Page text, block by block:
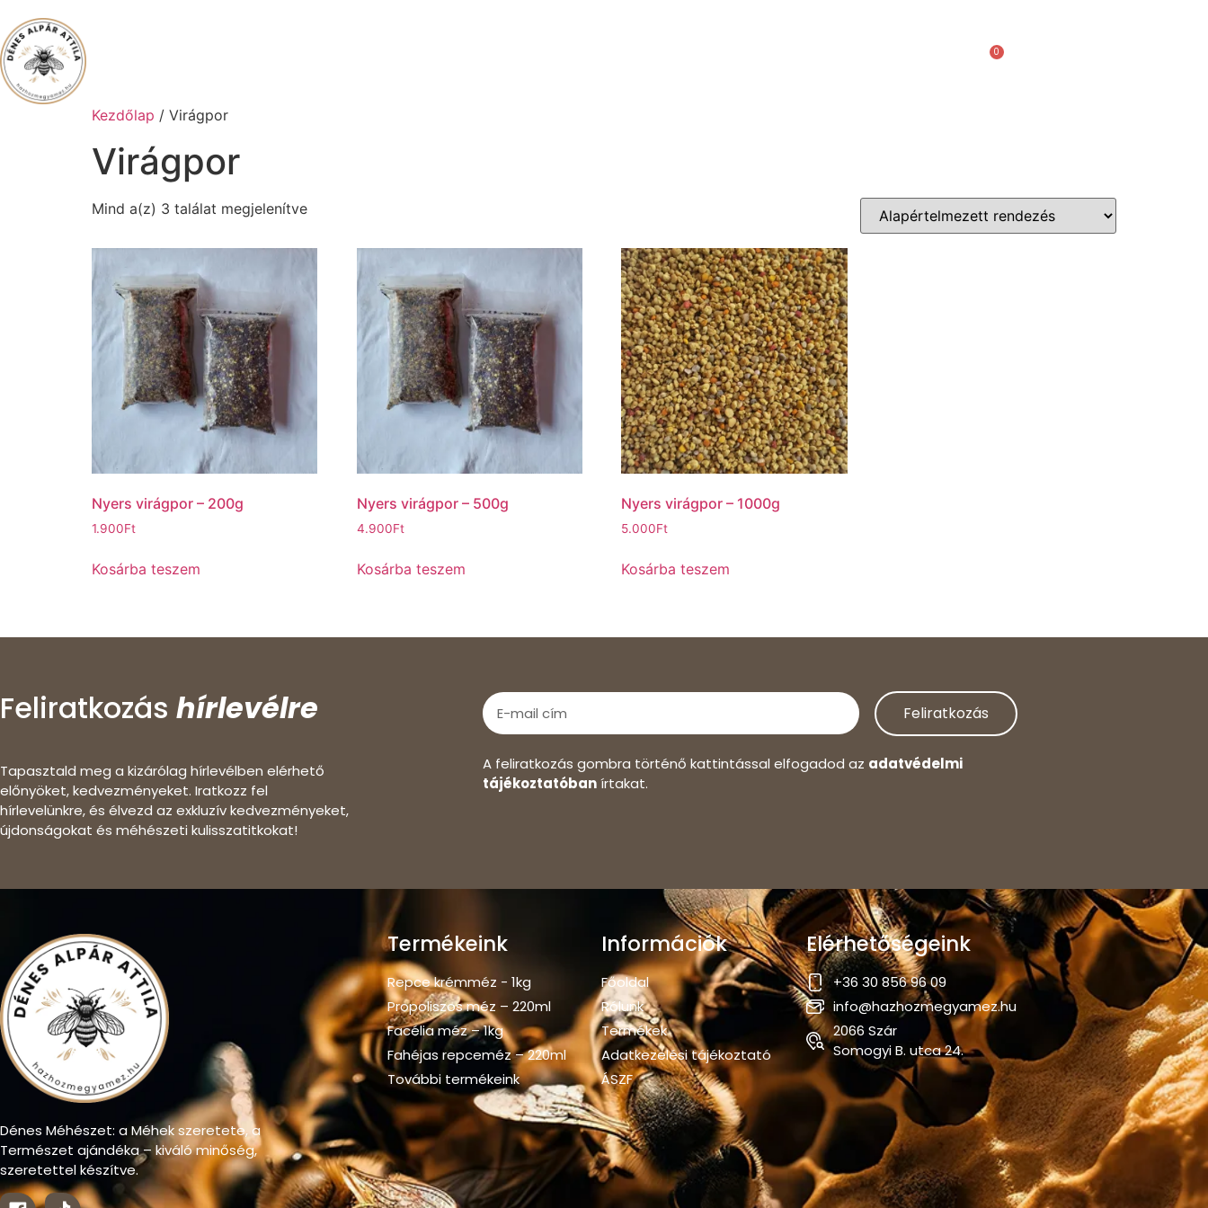
Kezdőlap / Virágpor
Virágpor
Mind a(z) 3 találat megjelenítve
Nyers virágpor – 200g
1.900Ft
Kosárba teszem
Nyers virágpor – 500g
4.900Ft
Kosárba teszem
Nyers virágpor – 1000g
5.000Ft
Kosárba teszem
Feliratkozás hírlevélre
Tapasztald meg a kizárólag hírlevélben elérhető
előnyöket, kedvezményeket. Iratkozz fel
hírlevelünkre, és élvezd az exkluzív kedvezményeket,
újdonságokat és méhészeti kulisszatitkokat!
Feliratkozás
A feliratkozás gombra történő kattintással elfogadod az adatvédelmi
tájékoztatóbanírtakat.
Dénes Méhészet: a Méhek szeretete, a
Természet ajándéka – kiváló minőség,
szeretettel készítve.
Termékeink
Repce krémméz - 1kg
Propoliszos méz – 220ml
Facélia méz – 1kg
Fahéjas repceméz – 220ml
További termékeink
Információk
Főoldal
Rólunk
Termékek
Adatkezelési tájékoztató
ÁSZF
Elérhetőségeink
+36 30 856 96 09
info@hazhozmegyamez.hu
2066 Szár
Somogyi B. utca 24.